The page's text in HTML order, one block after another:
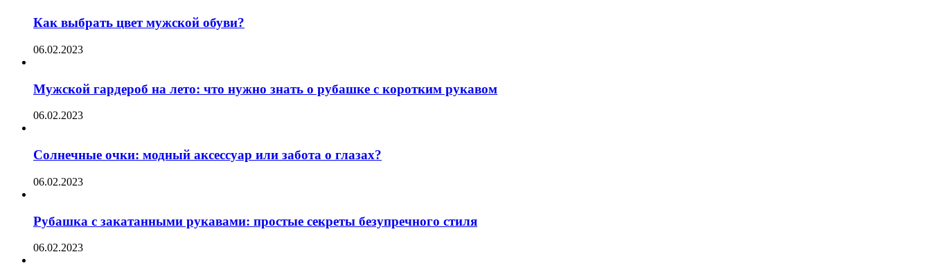
Как выбрать цвет мужской обуви?
06.02.2023
Мужской гардероб на лето: что нужно знать о рубашке с коротким рукавом
06.02.2023
Солнечные очки: модный аксессуар или забота о глазах?
06.02.2023
Рубашка с закатанными рукавами: простые секреты безупречного стиля
06.02.2023